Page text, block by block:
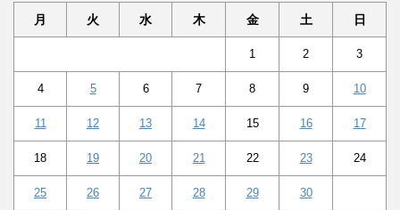
月 火 水 木 金 土 日
1 2 3
4 5 6 7 8 9 10
11 12 13 14 15 16 17
18 19 20 21 22 23 24
25 26 27 28 29 30